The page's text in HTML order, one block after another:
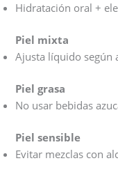
Hidratación oral +
Piel mixta
Ajusta líquido según
Piel grasa
No usar bebidas
Piel sensible
Evitar mezclas con